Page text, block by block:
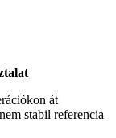
át
stabil referencia